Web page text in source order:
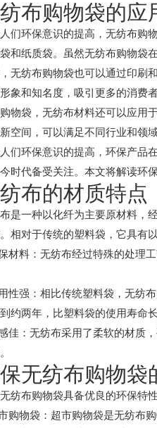
布购物袋的应
们环保意识的提高，无纺布购
和纸质袋。虽然无纺布购物袋
无纺布购物袋也可以通过印刷
象和知名度，吸引更多的消费
物袋，无纺布材料还可以应用
空间，可以满足不同行业和领域
们环保意识的提高，环保产品
时代备受关注。本文将解读环
布的材质特点
是一种以化纤为主要原材料，
相对于传统的塑料袋，它具有
材料：无纺布经过特殊的处理
性强：相比传统塑料袋，无纺
约两年，比塑料袋的使用寿命长
佳：无纺布采用了柔软的材质
无纺布购物袋
纺布购物袋具备优良的环保特
购物袋：超市购物袋是无纺布